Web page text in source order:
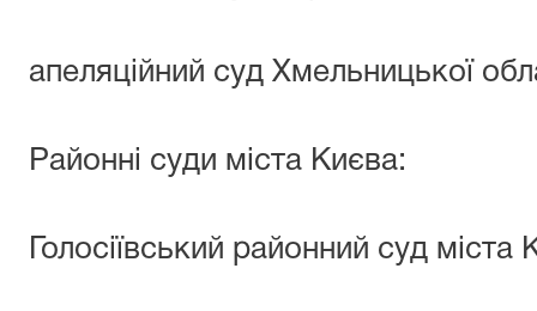
апеляційний суд Хмельницької
Районні суди міста Києва:
Голосіївський районний суд міста